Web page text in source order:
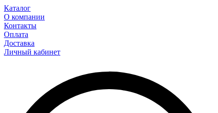
Каталог
О компании
Контакты
Оплата
Доставка
Личный кабинет